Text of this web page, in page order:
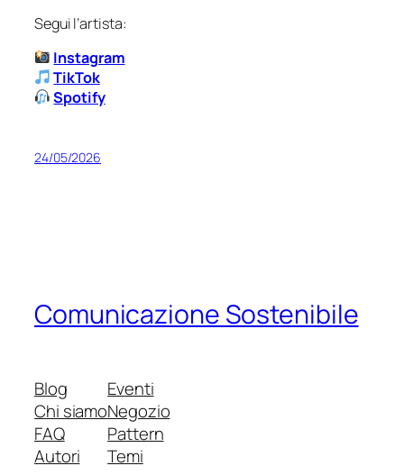
Segui l’artista:
Instagram
TikTok
Spotify
24/05/2026
Comunicazione Sostenibile
Blog
Chi siamo
FAQ
Autori
Eventi
Negozio
Pattern
Temi